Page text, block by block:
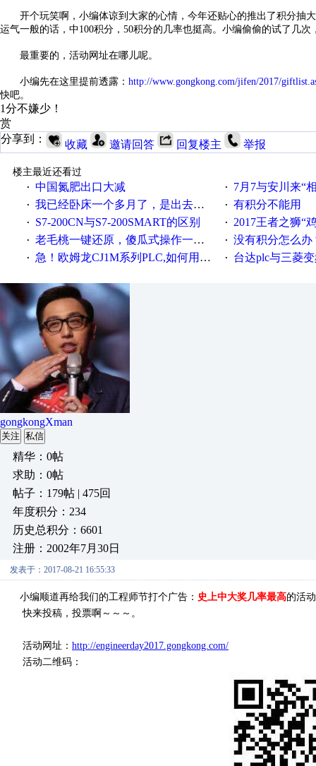
开个玩笑啊，小编体谅到大家的心情，今年还贴心的推出了积分抽
运气一般的话，中100积分，50积分的几率也挺高。小编偷偷的试了几
最重要的，活动网址在哪儿呢。
小编先在这里提前透露： http://www.gongkong.com/jifen/2017/
快吧。
1分不嫌少！
赏
分享到：
收藏 邀请回答 回复楼主 举报
楼主最近还看过
· 中国氮肥出口大减 · 7月7与安川来“
· 我已经卧床一个多月了，是出去安装机械手在高速遭遇车祸所致:大家工作都要特别注意啊 · 有积分不能用
· S7-200CN与S7-200SMART的区别 · 2017王者之狮“鸡”情签到
· 老毛桃一键还原，傻瓜式操作一键轻松备份还原；程序为向导式安装，一键即可实现自动备份或还原系统。 · 没有积分怎么办
· 急！欧姆龙CJ1M系列PLC,如何用时间控制变频器。要求时间在组态王中可以自由输入！拜托各位大神了！ · 台达plc与三菱
gongkongXman
关注 私信
精华：0帖
求助：0帖
帖子：179帖 | 475回
年度积分：234
历史总积分：6601
注册：2002年7月30日
发表于：2017-08-21 16:55:33
小编顺道再给我们的工程师节打个广告： 史上中大奖几率最高的活
快来投稿，投票啊～～～。
活动网址： http://engineerday2017.gongkong.com/
活动二维码：